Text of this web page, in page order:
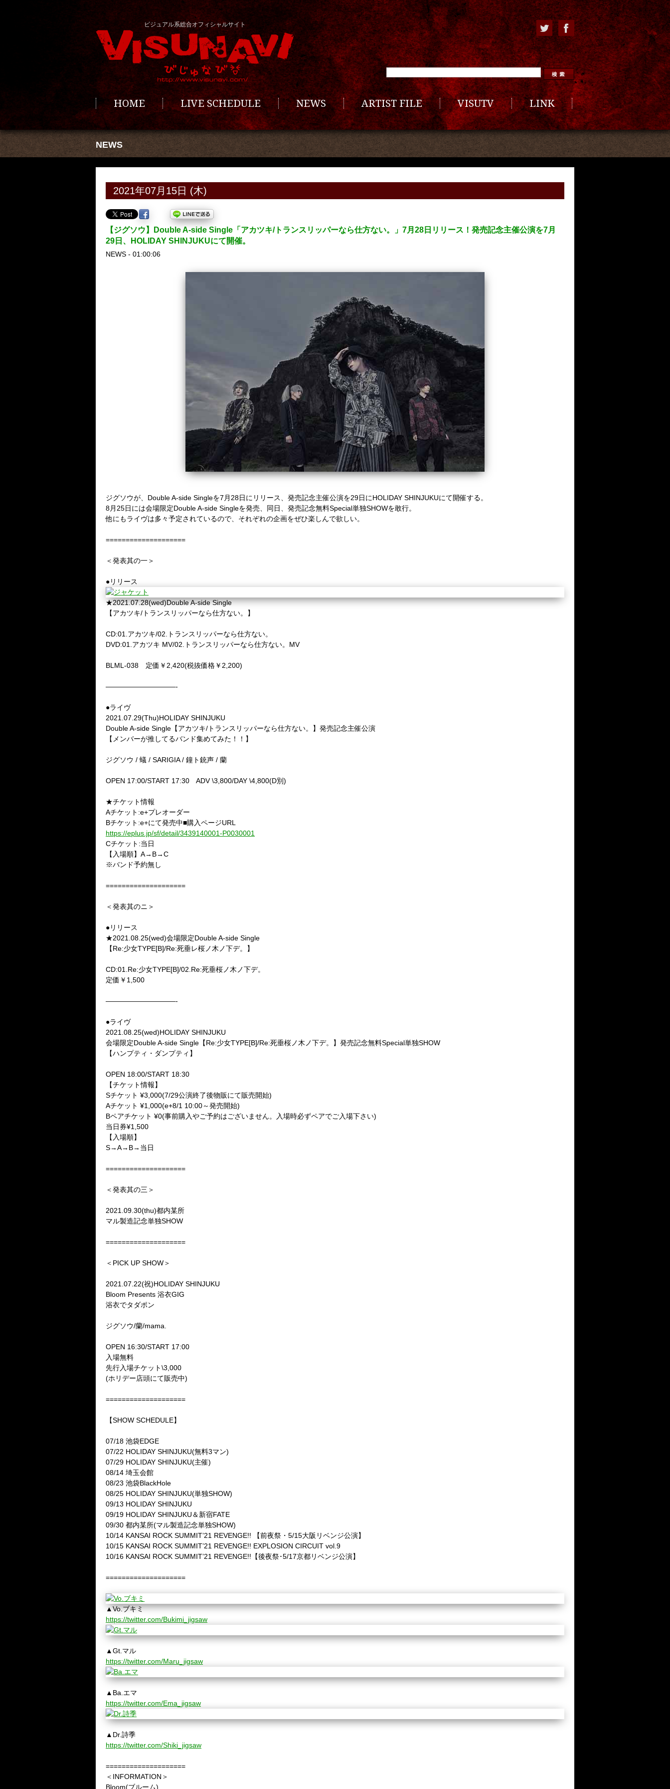
ビジュアル系総合オフィシャルサイト
HOME LIVE SCHEDULE NEWS ARTIST FILE VISUTV LINK
NEWS
2021年07月15日 (木)
【ジグソウ】Double A-side Single「アカツキ/トランスリッパーなら仕方ない。」7月28日リリース！発売記念主催公演を7月
29日、HOLIDAY SHINJUKUにて開催。
NEWS - 01:00:06
ジグソウが、Double A-side Singleを7月28日にリリース、発売記念主催公演を29日にHOLIDAY SHINJUKUにて開催する。
8月25日には会場限定Double A-side Singleを発売、同日、発売記念無料Special単独SHOWを敢行。
他にもライヴは多々予定されているので、それぞれの企画をぜひ楽しんで欲しい。
====================
＜発表其の一＞
●リリース
★2021.07.28(wed)Double A-side Single
【アカツキ/トランスリッパーなら仕方ない。】
CD:01.アカツキ/02.トランスリッパーなら仕方ない。
DVD:01.アカツキ MV/02.トランスリッパーなら仕方ない。MV
BLML-038 定価￥2,420(税抜価格￥2,200)
——————————-
●ライヴ
2021.07.29(Thu)HOLIDAY SHINJUKU
Double A-side Single【アカツキ/トランスリッパーなら仕方ない。】発売記念主催公演
【メンバーが推してるバンド集めてみた！！】
ジグソウ / 蟻 / SARIGIA / 鐘ト銃声 / 蘭
OPEN 17:00/START 17:30 ADV \3,800/DAY \4,800(D別)
★チケット情報
Aチケット:e+プレオーダー
Bチケット:e+にて発売中■購入ページURL
https://eplus.jp/sf/detail/3439140001-P0030001
Cチケット:当日
【入場順】A→B→C
※バンド予約無し
====================
＜発表其のニ＞
●リリース
★2021.08.25(wed)会場限定Double A-side Single
【Re:少女TYPE[B]/Re:死垂レ桜ノ木ノ下デ。】
CD:01.Re:少女TYPE[B]/02.Re:死垂桜ノ木ノ下デ。
定価￥1,500
——————————-
●ライヴ
2021.08.25(wed)HOLIDAY SHINJUKU
会場限定Double A-side Single【Re:少女TYPE[B]/Re:死垂桜ノ木ノ下デ。】発売記念無料Special単独SHOW
【ハンプティ・ダンプティ】
OPEN 18:00/START 18:30
【チケット情報】
Sチケット ¥3,000(7/29公演終了後物販にて販売開始)
Aチケット ¥1,000(e+8/1 10:00～発売開始)
Bペアチケット ¥0(事前購入やご予約はございません。入場時必ずペアでご入場下さい)
当日券¥1,500
【入場順】
S→A→B→当日
====================
＜発表其の三＞
2021.09.30(thu)都内某所
マル製造記念単独SHOW
====================
＜PICK UP SHOW＞
2021.07.22(祝)HOLIDAY SHINJUKU
Bloom Presents 浴衣GIG
浴衣でタダポン
ジグソウ/蘭/mama.
OPEN 16:30/START 17:00
入場無料
先行入場チケット\3,000
(ホリデー店頭にて販売中)
====================
【SHOW SCHEDULE】
07/18 池袋EDGE
07/22 HOLIDAY SHINJUKU(無料3マン)
07/29 HOLIDAY SHINJUKU(主催)
08/14 埼玉会館
08/23 池袋BlackHole
08/25 HOLIDAY SHINJUKU(単独SHOW)
09/13 HOLIDAY SHINJUKU
09/19 HOLIDAY SHINJUKU＆新宿FATE
09/30 都内某所(マル製造記念単独SHOW)
10/14 KANSAI ROCK SUMMIT’21 REVENGE!! 【前夜祭・5/15大阪リベンジ公演】
10/15 KANSAI ROCK SUMMIT’21 REVENGE!! EXPLOSION CIRCUIT vol.9
10/16 KANSAI ROCK SUMMIT’21 REVENGE!!【後夜祭･5/17京都リベンジ公演】
====================
▲Vo.ブキミ
https://twitter.com/Bukimi_jigsaw
▲Gt.マル
https://twitter.com/Maru_jigsaw
▲Ba.エマ
https://twitter.com/Ema_jigsaw
▲Dr.詩季
https://twitter.com/Shiki_jigsaw
====================
＜INFORMATION＞
Bloom(ブルーム)